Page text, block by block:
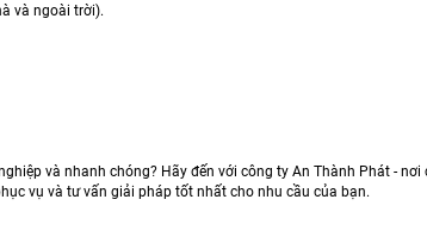
và ngoài trời).
và nhanh chóng? Hãy đến với công ty An Thành Phát -
vụ và tư vấn giải pháp tốt nhất cho nhu cầu của bạn.